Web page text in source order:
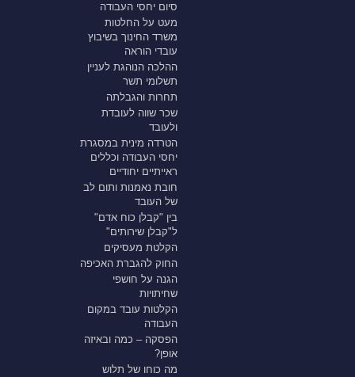
סיום יחסי העבודה
מעט על החלטות
משרד החינוך בשיבוץ
עובדי הוראה
ההלכה הנוהגת לעניין
תשלומי תשר
תחרות והגבלתה
שכר שווה לעובדת
ולעובד
הטרדה מינית במסגרת
יחסי העבודה וכללים
ראייתיים יחודיים
חובת נאמנות ותום לב
של העובד
בין "קבלן כוח אדם"
ל"קבלן שירותים"
הקלטת מעסיקים
החוק להגברת האכיפה
הגנה על חושפי
שחיתויות
הקלטות עובד במקום
העבודה
הפסקה – כמה ובאיזה
אופן?
מה כוחו של תלוש